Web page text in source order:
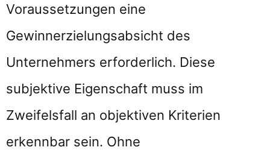
Voraussetzungen eine
Gewinnerzielungsabsicht des
Unternehmers erforderlich. Diese
subjektive Eigenschaft muss im
Zweifelsfall an objektiven Kriterien
erkennbar sein. Ohne